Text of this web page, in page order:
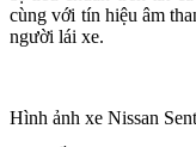
cùng với tín hiệu âm
người lái xe.
Hình ảnh xe Nissan